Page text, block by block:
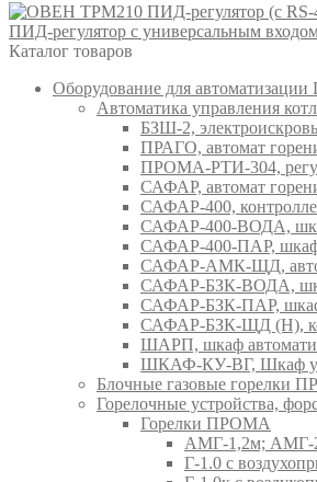
ПИД-регулятор с универсальным
Каталог товаров
Оборудование для
Автоматика управления
БЗШ-2,
ПРАГО, автомат
ПРОМА-РТИ-304,
САФАР, автомат
САФАР-400,
САФАР-400-ВОДА,
САФАР-400-ПАР,
САФАР-АМК-ЩД,
САФАР-БЗК-ВОДА,
САФАР-БЗК-ПАР,
САФАР-БЗК-ЩД (Н),
ШАРП, шкаф
ШКАФ-КУ-ВГ, Шкаф
Блочные газовые горелки
Горелочные устройства,
Горелки ПРОМА
АМГ-1,2м; АМГ-
Г-1.0 с